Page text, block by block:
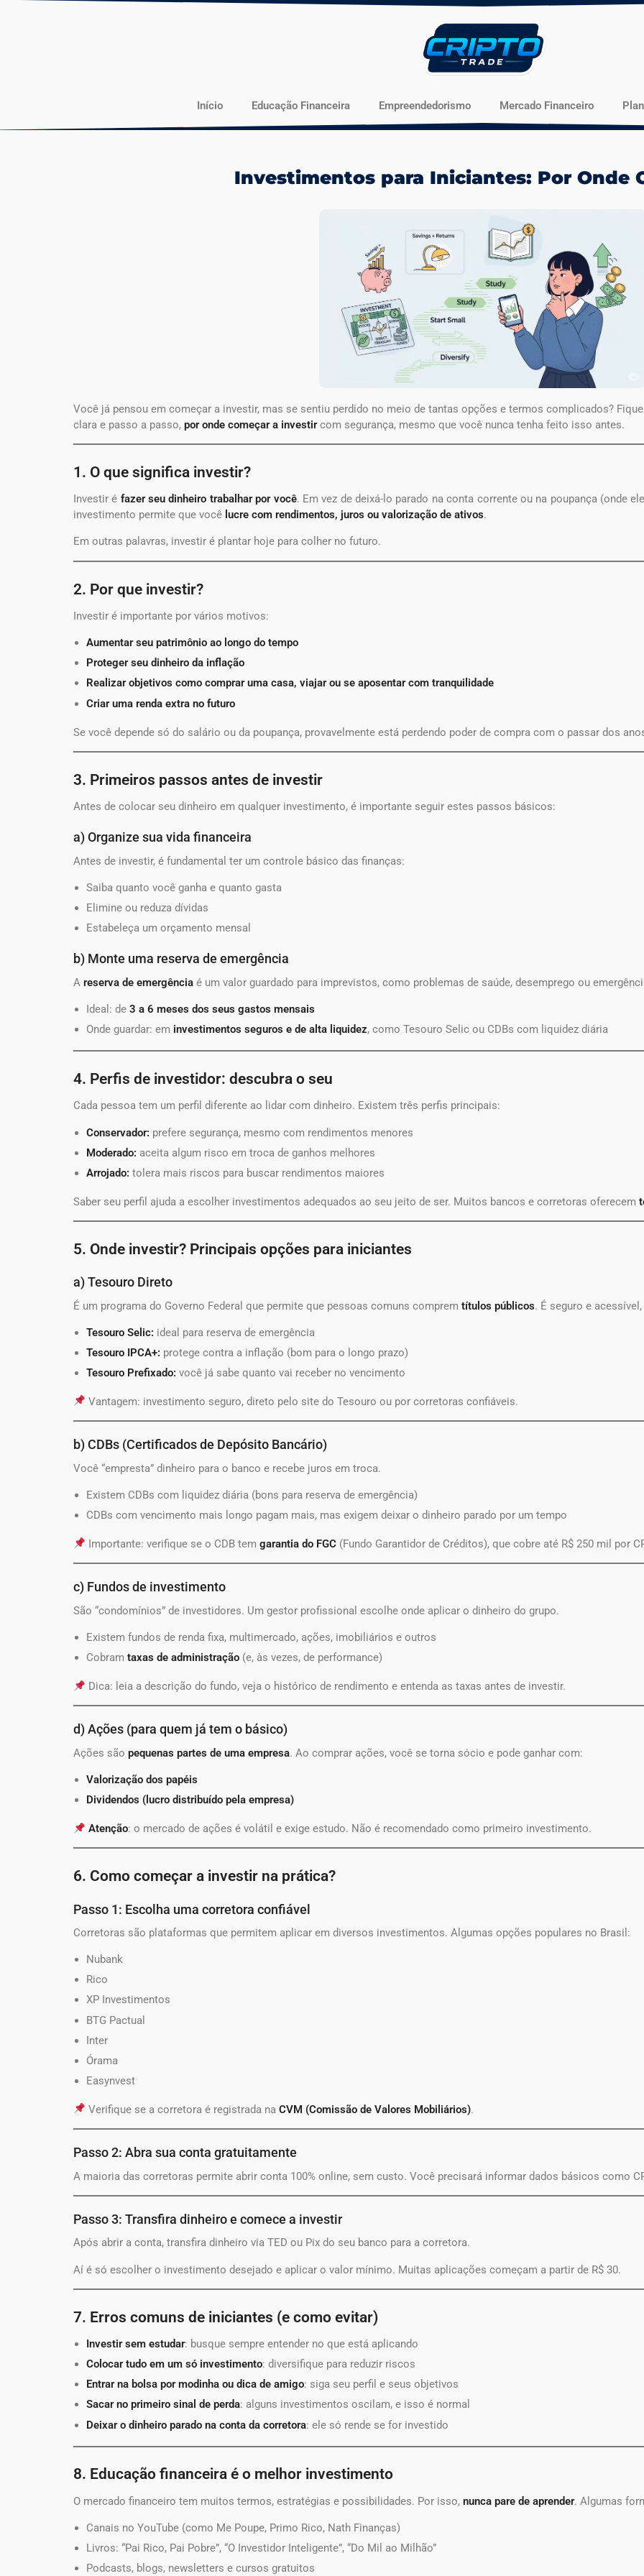
Início Educação Financeira Empreendedorismo Mercado Financeiro
Investimentos para Iniciantes: Por Onde
Você já pensou em começar a investir, mas se sentiu perdido no meio de tantas opções e termos complicados?
clara e passo a passo, por onde começar a investircom segurança, mesmo que você nunca tenha feito isso antes.
1. O que significa investir?
Investir é fazer seu dinheiro trabalhar por você. Em vez de deixá-lo parado na conta corrente ou na poupança (onde
investimento permite que você lucre com rendimentos, juros ou valorização de ativos.
Em outras palavras, investir é plantar hoje para colher no futuro.
2. Por que investir?
Investir é importante por vários motivos:
Aumentar seu patrimônio ao longo do tempo
Proteger seu dinheiro da inflação
Realizar objetivos como comprar uma casa, viajar ou se aposentar com tranquilidade
Criar uma renda extra no futuro
Se você depende só do salário ou da poupança, provavelmente está perdendo poder de compra com o passar dos
3. Primeiros passos antes de investir
Antes de colocar seu dinheiro em qualquer investimento, é importante seguir estes passos básicos:
a) Organize sua vida financeira
Antes de investir, é fundamental ter um controle básico das finanças:
Saiba quanto você ganha e quanto gasta
Elimine ou reduza dívidas
Estabeleça um orçamento mensal
b) Monte uma reserva de emergência
A reserva de emergência é um valor guardado para imprevistos, como problemas de saúde, desemprego ou
Ideal: de 3 a 6 meses dos seus gastos mensais
Onde guardar: em investimentos seguros e de alta liquidez, como Tesouro Selic ou CDBs com liquidez diária
4. Perfis de investidor: descubra o seu
Cada pessoa tem um perfil diferente ao lidar com dinheiro. Existem três perfis principais:
Conservador: prefere segurança, mesmo com rendimentos menores
Moderado: aceita algum risco em troca de ganhos melhores
Arrojado: tolera mais riscos para buscar rendimentos maiores
Saber seu perfil ajuda a escolher investimentos adequados ao seu jeito de ser. Muitos bancos e corretoras oferecem
5. Onde investir? Principais opções para iniciantes
a) Tesouro Direto
É um programa do Governo Federal que permite que pessoas comuns comprem títulos públicos. É seguro e
Tesouro Selic: ideal para reserva de emergência
Tesouro IPCA+: protege contra a inflação (bom para o longo prazo)
Tesouro Prefixado: você já sabe quanto vai receber no vencimento
Vantagem: investimento seguro, direto pelo site do Tesouro ou por corretoras confiáveis.
b) CDBs (Certificados de Depósito Bancário)
Você “empresta” dinheiro para o banco e recebe juros em troca.
Existem CDBs com liquidez diária (bons para reserva de emergência)
CDBs com vencimento mais longo pagam mais, mas exigem deixar o dinheiro parado por um tempo
Importante: verifique se o CDB temgarantia do FGC (Fundo Garantidor de Créditos), que cobre até R$ 250 mil por
c) Fundos de investimento
São “condomínios” de investidores. Um gestor profissional escolhe onde aplicar o dinheiro do grupo.
Existem fundos de renda fixa, multimercado, ações, imobiliários e outros
Cobram taxas de administração (e, às vezes, de performance)
Dica: leia a descrição do fundo, veja o histórico de rendimento e entenda as taxas antes de investir.
d) Ações (para quem já tem o básico)
Ações são pequenas partes de uma empresa. Ao comprar ações, você se torna sócio e pode ganhar com:
Valorização dos papéis
Dividendos (lucro distribuído pela empresa)
Atenção: o mercado de ações é volátil e exige estudo. Não é recomendado como primeiro investimento.
6. Como começar a investir na prática?
Passo 1: Escolha uma corretora confiável
Corretoras são plataformas que permitem aplicar em diversos investimentos. Algumas opções populares no Brasil:
Nubank
Rico
XP Investimentos
BTG Pactual
Inter
Órama
Easynvest
Verifique se a corretora é registrada naCVM (Comissão de Valores Mobiliários).
Passo 2: Abra sua conta gratuitamente
A maioria das corretoras permite abrir conta 100% online, sem custo. Você precisará informar dados básicos como
Passo 3: Transfira dinheiro e comece a investir
Após abrir a conta, transfira dinheiro via TED ou Pix do seu banco para a corretora.
Aí é só escolher o investimento desejado e aplicar o valor mínimo. Muitas aplicações começam a partir de R$ 30.
7. Erros comuns de iniciantes (e como evitar)
Investir sem estudar: busque sempre entender no que está aplicando
Colocar tudo em um só investimento: diversifique para reduzir riscos
Entrar na bolsa por modinha ou dica de amigo: siga seu perfil e seus objetivos
Sacar no primeiro sinal de perda: alguns investimentos oscilam, e isso é normal
Deixar o dinheiro parado na conta da corretora: ele só rende se for investido
8. Educação financeira é o melhor investimento
O mercado financeiro tem muitos termos, estratégias e possibilidades. Por isso, nunca pare de aprender. Algumas
Canais no YouTube (como Me Poupe, Primo Rico, Nath Finanças)
Livros: “Pai Rico, Pai Pobre”, “O Investidor Inteligente”, “Do Mil ao Milhão”
Podcasts, blogs, newsletters e cursos gratuitos